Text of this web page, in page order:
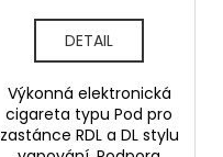
DETAIL
Výkonná elektronická
cigareta typu Pod pro
zastánce RDL a DL stylu